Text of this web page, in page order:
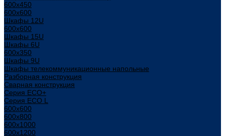
600x450
600x600
Шкафы 12U
600x600
Шкафы 15U
Шкафы 6U
600x350
Шкафы 9U
Шкафы телекоммуникационные напольные
Разборная конструкция
Сварная конструкция
Серия ECO+
Серия ECO L
600x600
600x800
600х1000
600х1200